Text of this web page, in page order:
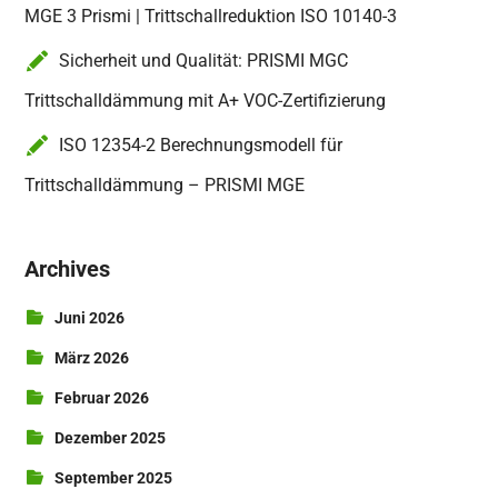
MGE 3 Prismi | Trittschallreduktion ISO 10140-3
Sicherheit und Qualität: PRISMI MGC
Trittschalldämmung mit A+ VOC-Zertifizierung
ISO 12354-2 Berechnungsmodell für
Trittschalldämmung – PRISMI MGE
Archives
Juni 2026
März 2026
Februar 2026
Dezember 2025
September 2025